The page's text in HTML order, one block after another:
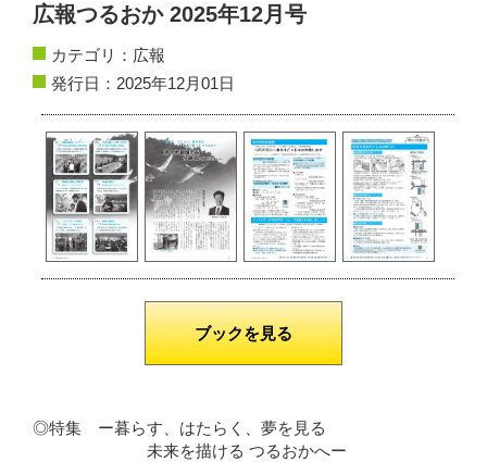
広報つるおか 2025年12月号
カテゴリ： 広報
発行日：2025年12月01日
ブックを見る
◎特集 ー暮らす、はたらく、夢を見る
未来を描ける つるおかへー
個人情報保護方針
動作環境
リンク集